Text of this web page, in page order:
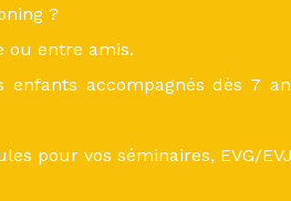
?
ou entre amis.
enfants accompagnés dès 7
pour vos séminaires, EVG/